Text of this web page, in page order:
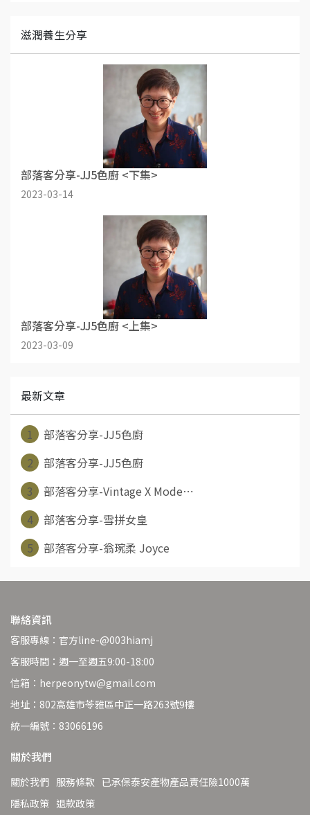
滋潤養生分享
部落客分享-JJ5色廚 <下集>
2023-03-14
部落客分享-JJ5色廚 <上集>
2023-03-09
最新文章
1
部落客分享-JJ5色廚
2
部落客分享-JJ5色廚
3
部落客分享-Vintage X Mode⋯
4
部落客分享-雪拼女皇
5
部落客分享-翁琬柔 Joyce
聯絡資訊
客服專線：官方line-@003hiamj
客服時間：週一至週五9:00-18:00
信箱：herpeonytw@gmail.com
地址：802高雄市苓雅區中正一路263號9樓
統一編號：83066196
關於我們
關於我們 服務條款 已承保泰安產物產品責任險1000萬
隱私政策 退款政策